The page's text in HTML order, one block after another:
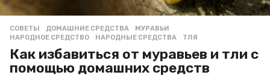
СОВЕТЫ ДОМАШНИЕ СРЕДСТВА ,МУРАВЬИ
НАРОДНОЕ СРЕДСТВО
,НАРОДНЫЕ СРЕДСТВА ,ТЛЯ
Как избавиться от муравьев и тли с
помощью домашних средств